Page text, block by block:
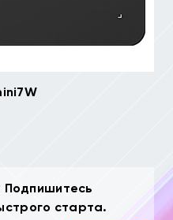
Подпишитесь
старта.
время